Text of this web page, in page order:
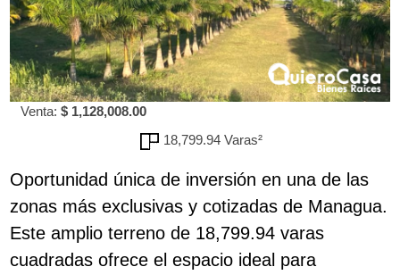
Venta: $ 1,128,008.00
18,799.94 Varas²
Oportunidad única de inversión en una de las
zonas más exclusivas y cotizadas de Managua.
Este amplio terreno de 18,799.94 varas
cuadradas ofrece el espacio ideal para